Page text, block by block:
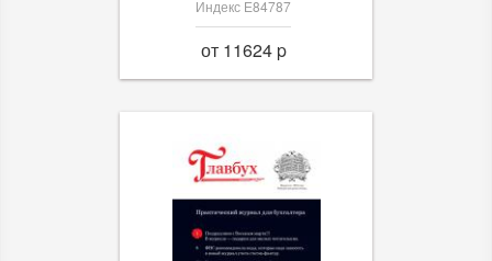
Индекс Е84787
от 11624 p